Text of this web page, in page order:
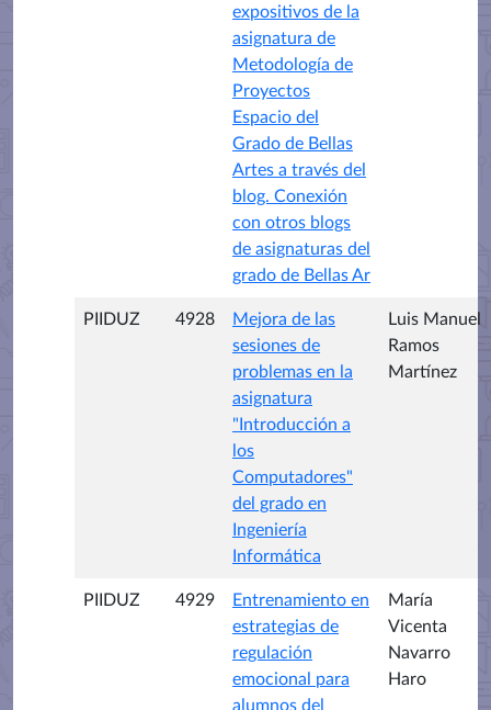
expositivos de la
asignatura de
Metodología de
Proyectos
Espacio del
Grado de Bellas
Artes a través del
blog. Conexión
con otros blogs
de asignaturas del
grado de Bellas Ar
PIIDUZ 4928
Mejora de las
sesiones de
problemas en la
asignatura
"Introducción a
los
Computadores"
del grado en
Ingeniería
Informática
Luis Manuel
Ramos
Martínez
PIIDUZ 4929
Entrenamiento en
estrategias de
regulación
emocional para
alumnos del
María
Vicenta
Navarro
Haro